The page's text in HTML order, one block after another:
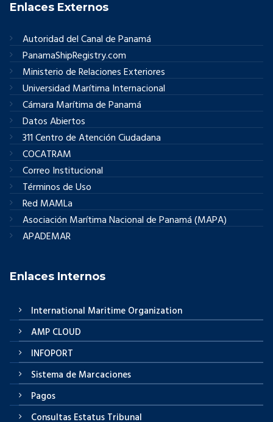
Enlaces Externos
Autoridad del Canal de Panamá
PanamaShipRegistry.com
Ministerio de Relaciones Exteriores
Universidad Marítima Internacional
Cámara Marítima de Panamá
Datos Abiertos
311 Centro de Atención Ciudadana
COCATRAM
Correo Institucional
Términos de Uso
Red MAMLa
Asociación Marítima Nacional de Panamá (MAPA)
APADEMAR
Enlaces Internos
International Maritime Organization
AMP CLOUD
INFOPORT
Sistema de Marcaciones
Pagos
Consultas Estatus Tribunal